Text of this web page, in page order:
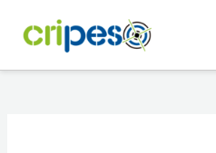
contenido